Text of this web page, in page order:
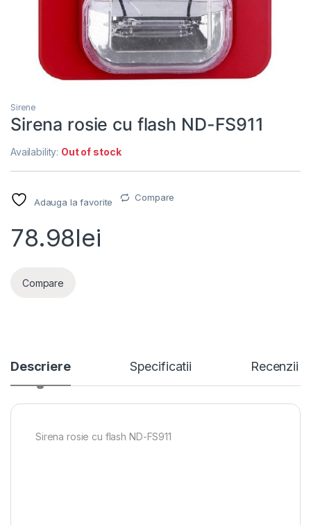
Sirene
Sirena rosie cu flash ND-FS911
Availability: Out of stock
Adauga la favorite Compare
78.98lei
Compare
Descriere Specificatii Recenzii
Sirena rosie cu flash ND-FS911